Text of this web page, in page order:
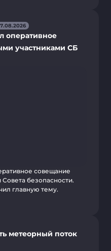
оперативное
участниками СБ
совещание
безопасности.
главную тему.
метеорный поток